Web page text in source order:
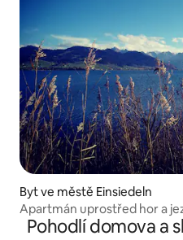
Byt ve městě Einsiedeln
Apartmán uprostřed hor a
Pohodlí domova a